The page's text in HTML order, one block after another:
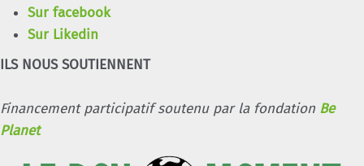
Sur facebook
Sur Likedin
ILS NOUS SOUTIENNENT
Financement participatif soutenu par la fondation Be
Planet